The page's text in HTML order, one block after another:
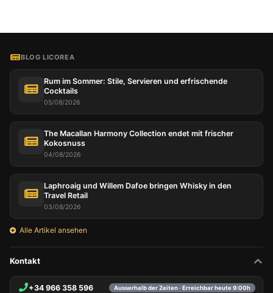
BLOG LICOREA
Rum im Sommer: Stile, Servieren und erfrischende
Cocktails
05/08/2026
The Macallan Harmony Collection endet mit frischer
Kokosnuss
04/08/2026
Laphroaig und Willem Dafoe bringen Whisky in den
Travel Retail
03/08/2026
Alle Artikel ansehen
Kontakt
+34 966 358 596 Ausserhalb der Zeiten · Erreichbar heute 9:00h